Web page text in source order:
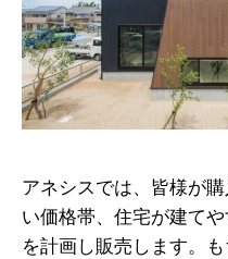
アネシスでは、皆様が
い価格帯、住宅が建て
を計画し販売します。